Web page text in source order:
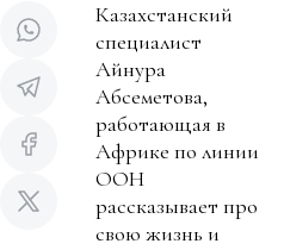
Казахстанский
специалист
Айнура
Абсеметова,
работающая в
Африке по линии
ООН
рассказывает про
свою жизнь и